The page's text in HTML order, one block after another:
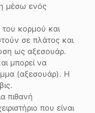
μέσω ενός
του κορμού και
σε πλάτος και
ως αξεσουάρ.
μπορεί να
(αξεσουάρ). Η
πιθανή
που είναι